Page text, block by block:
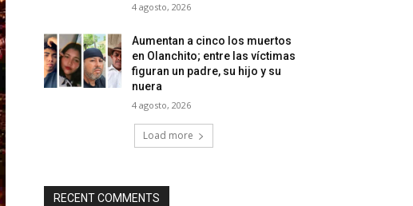
4 agosto, 2026
Aumentan a cinco los muertos
en Olanchito; entre las víctimas
figuran un padre, su hijo y su
nuera
4 agosto, 2026
Load more
RECENT COMMENTS